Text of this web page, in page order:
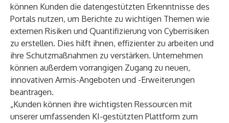
können Kunden die datengestützten Erkenntnisse des
Portals nutzen, um Berichte zu wichtigen Themen wie
externen Risiken und Quantifizierung von Cyberrisiken
zu erstellen. Dies hilft ihnen, effizienter zu arbeiten und
ihre Schutzmaßnahmen zu verstärken. Unternehmen
können außerdem vorrangigen Zugang zu neuen,
innovativen Armis-Angeboten und -Erweiterungen
beantragen.
„Kunden können ihre wichtigsten Ressourcen mit
unserer umfassenden KI-gestützten Plattform zum